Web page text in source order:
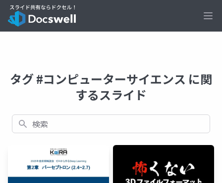
タグ #コンピューターサイエンス に関
するスライド
検索